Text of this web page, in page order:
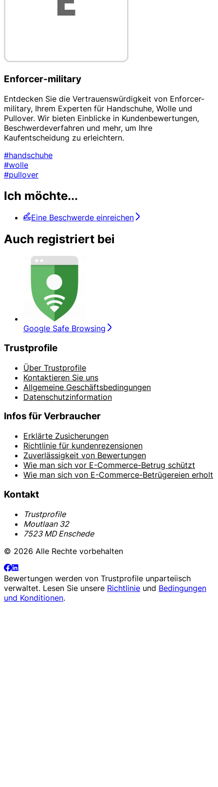
Enforcer-military
Entdecken Sie die Vertrauenswürdigkeit von Enforcer-
military, Ihrem Experten für Handschuhe, Wolle und
Pullover. Wir bieten Einblicke in Kundenbewertungen,
Beschwerdeverfahren und mehr, um Ihre
Kaufentscheidung zu erleichtern.
#handschuhe
#wolle
#pullover
Ich möchte...
Eine Beschwerde einreichen
Auch registriert bei
Google Safe Browsing
Trustprofile
Über Trustprofile
Kontaktieren Sie uns
Allgemeine Geschäftsbedingungen
Datenschutzinformation
Infos für Verbraucher
Erklärte Zusicherungen
Richtlinie für kundenrezensionen
Zuverlässigkeit von Bewertungen
Wie man sich vor E-Commerce-Betrug schützt
Wie man sich von E-Commerce-Betrügereien erholt
Kontakt
Trustprofile
Moutlaan 32
7523 MD Enschede
© 2026 Alle Rechte vorbehalten
Bewertungen werden von Trustprofile unparteiisch
verwaltet. Lesen Sie unsere Richtlinie und Bedingungen
und Konditionen.